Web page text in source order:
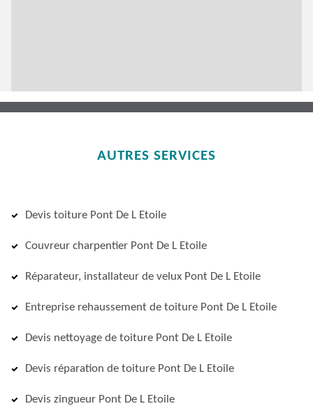
AUTRES SERVICES
Devis toiture Pont De L Etoile
Couvreur charpentier Pont De L Etoile
Réparateur, installateur de velux Pont De L Etoile
Entreprise rehaussement de toiture Pont De L Etoile
Devis nettoyage de toiture Pont De L Etoile
Devis réparation de toiture Pont De L Etoile
Devis zingueur Pont De L Etoile